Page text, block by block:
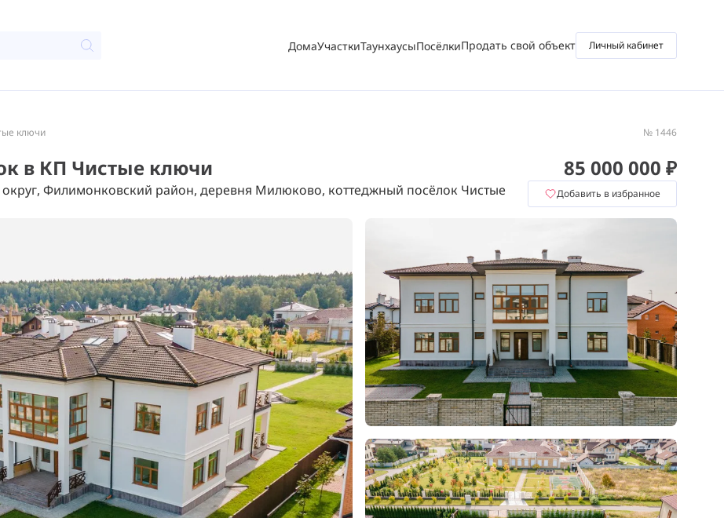
ДомаУчасткиТаунхаусыПосёлкиПродать свой объект Личный кабинет
ключи № 1446
в КП Чистые ключи
Филимонковский район, деревня Милюково, коттеджный посёлок Чистые
85 000 000 ₽
Добавить в избранное